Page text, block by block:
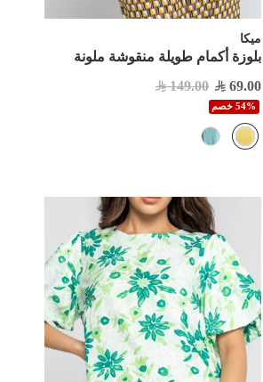
ميكا
بلوزة أكمام طويلة منقوشة ملونة
69.00
149.00
54% خصم